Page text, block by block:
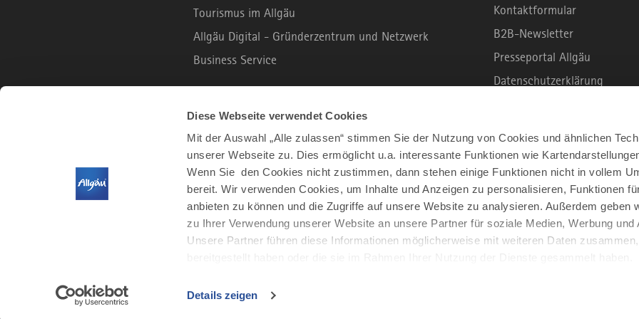
Diese Webseite verwendet Cookies
Mit der Auswahl „Alle zulassen“ stimmen Sie der Nutzung von Cookies und ähnlichen
unserer Webseite zu. Dies ermöglicht u.a. interessante Funktionen wie
Wenn Sie den Cookies nicht zustimmen, dann stehen einige Funktionen nicht in vollem
bereit. Wir verwenden Cookies, um Inhalte und Anzeigen zu personalisieren, Funktionen
anbieten zu können und die Zugriffe auf unsere Website zu analysieren. Außerdem geben
zu Ihrer Verwendung unserer Website an unsere Partner für soziale Medien, Werbung und
Unsere Partner führen diese Informationen möglicherweise mit weiteren Daten
Details zeigen
Tourismus im Allgäu
Allgäu Digital - Gründerzentrum und Netzwerk
Business Service
B2C PORTAL
Urlaub und Freizeit
Leben und Arbeiten
Der Allgäu Podcast
Kontaktformular
B2B-Newsletter
Presseportal Allgäu
Datenschutzerklärung
Unsere Haltung zu
Impressum